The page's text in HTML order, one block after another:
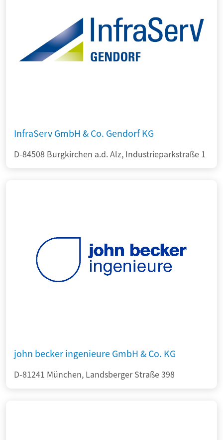
InfraServ GmbH & Co. Gendorf KG
D-84508 Burgkirchen a.d. Alz, Industrieparkstraße 1
john becker ingenieure GmbH & Co. KG
D-81241 München, Landsberger Straße 398